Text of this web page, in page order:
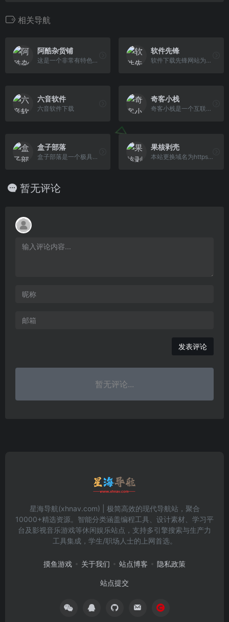
相关导航
阿酷杂货铺
这是一个非常有特色的电脑爱好者网站，专注于推荐优秀软件、APP应用和互联网资源和技术教程，是电脑爱好者最佳的软件下载和学习交流场所，阿酷杂货铺让每一个用户都感受到互联网上一切美好事物，享受科技带来的乐趣。
软件先锋
软件下载先锋网站为用户提供电脑软件下载,包含了行业软件下载,设计软件下载,3d软件下载,各种浏览器的下载等等各种常用电脑的软件下载平台。
六音软件
六音软件下载
奇客小栈
奇客小栈是一个互联网分享类网站，专注于分享精品软件资源。站内提供的常用软件具有去广告，无病毒，安装简便等优点，为您提供一个干净、清爽的系统环境。欢迎转发，不必署名。
盒子部落
盒子部落是一个极具特色的资源网站，本网站专注于推荐优秀软件、APP应用和互联网资源，每篇图文评测都极其用心。你在这里可以免费获取我们精选的优秀软件应用、装机必备软件，我们每天都会分享大量的软件，为您提供优质的软件及下载服务。
果核剥壳
本站更换域名为https://www.ghxi.com。果核剥壳是一家综合科技站点，看新闻，分享破解软件、绿色软件，Windows系统。守住互联网最后的一片净土。
暂无评论
发表评论
暂无评论...
星海导航(xhnav.com) | 极简高效的现代导航站，聚合
10000+精选资源。智能分类涵盖编程工具、设计素材、学习平
台及影视音乐游戏等休闲娱乐站点，支持多引擎搜索与生产力
工具集成，学生/职场人士的上网首选。
摸鱼游戏 关于我们 站点博客 隐私政策
站点提交